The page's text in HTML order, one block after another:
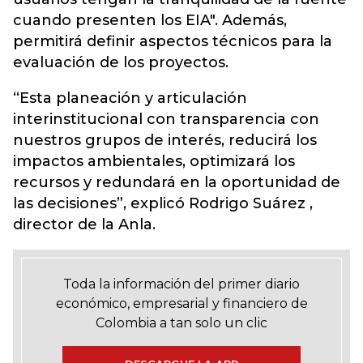
cuando presenten los EIA". Además,
permitirá definir aspectos técnicos para la
evaluación de los proyectos.
“Esta planeación y articulación
interinstitucional con transparencia con
nuestros grupos de interés, reducirá los
impactos ambientales, optimizará los
recursos y redundará en la oportunidad de
las decisiones”, explicó Rodrigo Suárez ,
director de la Anla.
Toda la información del primer diario
económico, empresarial y financiero de
Colombia a tan solo un clic